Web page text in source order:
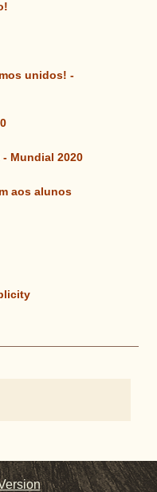
unidos! -
Mundial 2020
aos alunos